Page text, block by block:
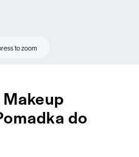
to zoom
do